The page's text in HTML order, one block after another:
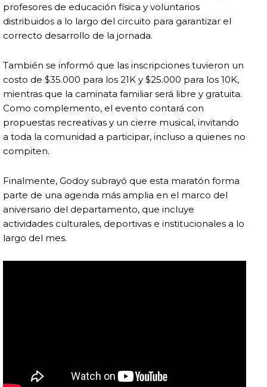
profesores de educación física y voluntarios
distribuidos a lo largo del circuito para garantizar el
correcto desarrollo de la jornada.
También se informó que las inscripciones tuvieron un
costo de $35.000 para los 21K y $25.000 para los 10K,
mientras que la caminata familiar será libre y gratuita.
Como complemento, el evento contará con
propuestas recreativas y un cierre musical, invitando
a toda la comunidad a participar, incluso a quienes no
compiten.
Finalmente, Godoy subrayó que esta maratón forma
parte de una agenda más amplia en el marco del
aniversario del departamento, que incluye
actividades culturales, deportivas e institucionales a lo
largo del mes.